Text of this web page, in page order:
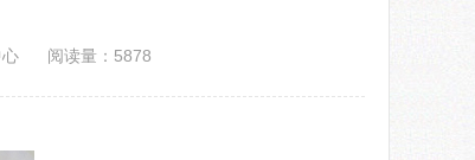
阅读量：5878